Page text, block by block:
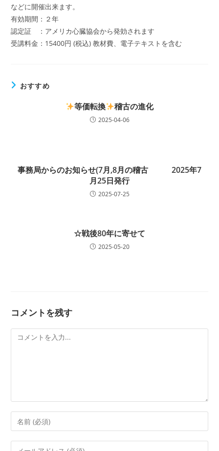
などに開催出来ます。
有効期間：２年
認定証 ：アメリカ心臓協会から発効されます
受講料金：15400円 (税込) 教材費、電子テキストを含む
おすすめ
等価転換 稽古の進化
2025-04-06
事務局からのお知らせ(7月,8月の稽古 2025年7
月25日発行
2025-07-25
☆戦後80年に寄せて
2025-05-20
コメントを残す
メ
ン